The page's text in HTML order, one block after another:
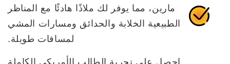
مارين، مما يوفر لك ملاذًا هادئًا مع المناظر
الطبيعية الخلابة والحدائق ومسارات المشي
لمسافات طويلة.
احصل على تجربة الطالب الأمريكي الكاملة